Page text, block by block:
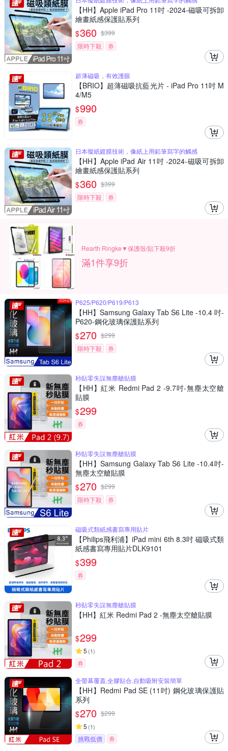
【HH】Apple iPad Pro 11吋 -2024-磁吸可拆卸
繪畫紙感保護貼系列
$360 $399
限時下殺
券
超薄磁吸，有效護眼
【BRIO】超薄磁吸抗藍光片 - iPad Pro 11吋 M
4/M5
$990
券
日本擬紙鍍膜技術，像紙上用鉛筆寫字的觸感
【HH】Apple iPad Air 11吋 -2024-磁吸可拆卸
繪畫紙感保護貼系列
$360 $399
限時下殺
券
Rearth Ringke▼保護殼/貼下殺9折
滿1件享9折
P625/P620/P619/P613
【HH】Samsung Galaxy Tab S6 Lite -10.4 吋-
P620-鋼化玻璃保護貼系列
$270 $299
限時下殺
券
秒貼零失誤無塵艙貼膜
【HH】紅米 Redmi Pad 2 -9.7吋-無塵太空艙
貼膜
$299
券
秒貼零失誤無塵艙貼膜
【HH】Samsung Galaxy Tab S6 Lite -10.4吋-
無塵太空艙貼膜
$270 $299
限時下殺
券
磁吸式類紙感書寫專用貼片
【Philips飛利浦】iPad mini 6th 8.3吋 磁吸式類
紙感書寫專用貼片DLK9101
$399
券
秒貼零失誤無塵艙貼膜
【HH】紅米 Redmi Pad 2 -無塵太空艙貼膜
$299
5 (1)
券
全螢幕覆蓋,全膠貼合,自動吸附安裝簡單
【HH】Redmi Pad SE (11吋) 鋼化玻璃保護貼
系列
$270 $299
5 (1)
挑戰低價
券